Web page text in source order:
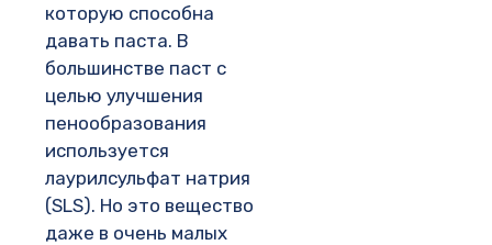
которую способна
давать паста. В
большинстве паст с
целью улучшения
пенообразования
используется
лаурилсульфат натрия
(SLS). Но это вещество
даже в очень малых